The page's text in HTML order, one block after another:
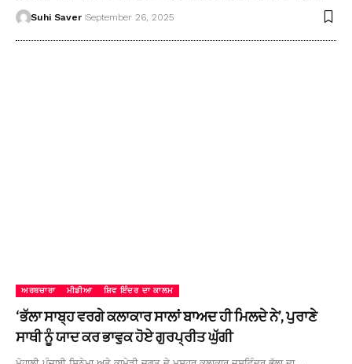
Suhi Saver September 26, 2025
ਅਰਥਚਾਰਾ ਮੀਡੀਆ ਸ਼ਿਵ ਇੰਦਰ ਦਾ ਕਾਲਮ
‘ਭੱਲਾ ਸਾਬ੍ਹ ਵਰਗੇ ਕਲਾਕਾਰ ਸਾਲਾਂ ਬਾਅਦ ਹੀ ਮਿਲਦੇ ਨੇ’, ਪੁਰਾਣੇ
ਸਾਥੀ ਨੂੰ ਯਾਦ ਕਰ ਭਾਵੁਕ ਹੋਏ ਗੁਰਪ੍ਰੀਤ ਘੁੱਗੀ